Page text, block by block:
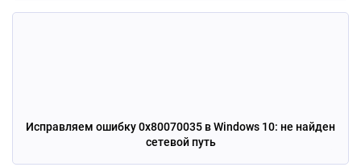
Исправляем ошибку 0х80070035 в Windows 10: не найден
сетевой путь